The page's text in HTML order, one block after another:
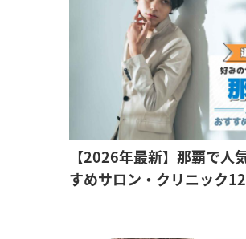
【2026年最新】那覇で人
すめサロン・クリニック